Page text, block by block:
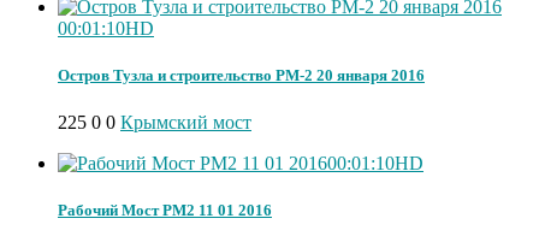
00:01:10HD
Остров Тузла и строительство РМ-2 20 января 2016
225 0 0 Крымский мост
00:01:10HD
Рабочий Мост РМ2 11 01 2016